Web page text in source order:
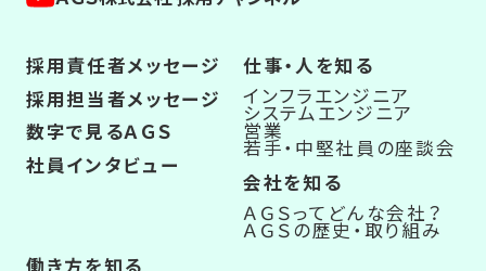
採用責任者メッセージ
採用担当者メッセージ
数字で見るＡＧＳ
社員インタビュー
会社を知る
ＡＧＳってどんな会社？
ＡＧＳの歴史・取り組み
仕事・人を知る
インフラエンジニア
システムエンジニア
営業
若手・中堅社員の座談会
働き方を知る